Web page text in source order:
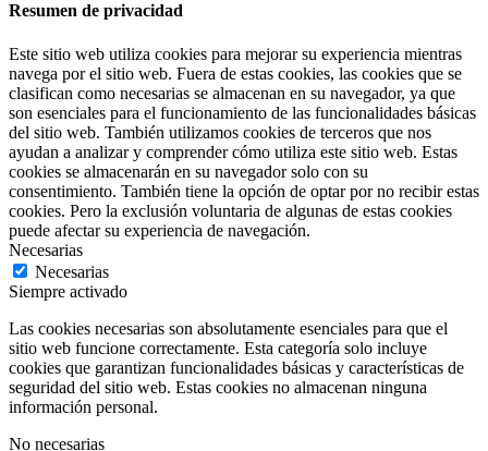
Resumen de privacidad
Este sitio web utiliza cookies para mejorar su experiencia mientras
navega por el sitio web. Fuera de estas cookies, las cookies que se
clasifican como necesarias se almacenan en su navegador, ya que
son esenciales para el funcionamiento de las funcionalidades básicas
del sitio web. También utilizamos cookies de terceros que nos
ayudan a analizar y comprender cómo utiliza este sitio web. Estas
cookies se almacenarán en su navegador solo con su
consentimiento. También tiene la opción de optar por no recibir estas
cookies. Pero la exclusión voluntaria de algunas de estas cookies
puede afectar su experiencia de navegación.
Necesarias
Necesarias
Siempre activado
Las cookies necesarias son absolutamente esenciales para que el
sitio web funcione correctamente. Esta categoría solo incluye
cookies que garantizan funcionalidades básicas y características de
seguridad del sitio web. Estas cookies no almacenan ninguna
información personal.
No necesarias